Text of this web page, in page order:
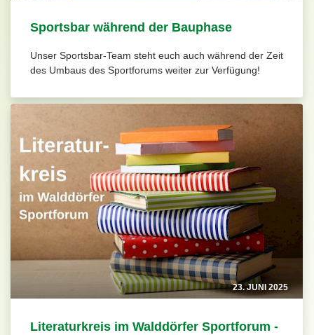
Sportsbar während der Bauphase
Unser Sportsbar-Team steht euch auch während der Zeit
des Umbaus des Sportforums weiter zur Verfügung!
23. JUNI 2025
Literaturkreis im Walddörfer Sportforum -